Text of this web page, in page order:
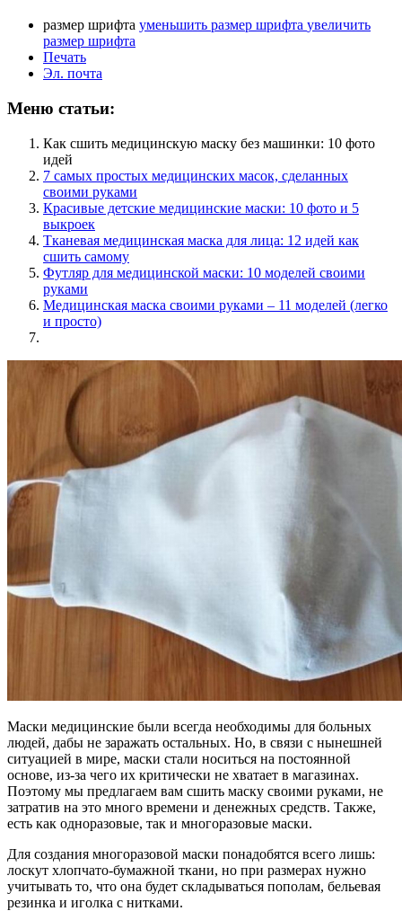
размер шрифта уменьшить размер шрифта увеличить
размер шрифта
Печать
Эл. почта
Меню статьи:
Как сшить медицинскую маску без машинки: 10 фото
идей
7 самых простых медицинских масок, сделанных
своими руками
Красивые детские медицинские маски: 10 фото и 5
выкроек
Тканевая медицинская маска для лица: 12 идей как
сшить самому
Футляр для медицинской маски: 10 моделей своими
руками
Медицинская маска своими руками – 11 моделей (легко
и просто)
Маски медицинские были всегда необходимы для больных
людей, дабы не заражать остальных. Но, в связи с нынешней
ситуацией в мире, маски стали носиться на постоянной
основе, из-за чего их критически не хватает в магазинах.
Поэтому мы предлагаем вам сшить маску своими руками, не
затратив на это много времени и денежных средств. Также,
есть как одноразовые, так и многоразовые маски.
Для создания многоразовой маски понадобятся всего лишь:
лоскут хлопчато-бумажной ткани, но при размерах нужно
учитывать то, что она будет складываться пополам, бельевая
резинка и иголка с нитками.